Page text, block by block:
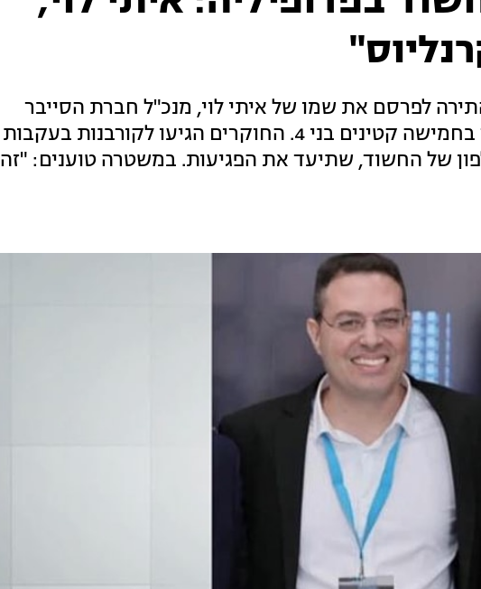
המשטרה התירה לפרסם את שמו של איתי לוי, מנכ"ל חברת הסייבר
"קרנליוס", שפגע על-פי החשד בחמישה קטינים בני 4. החוקרים הגיעו לקורבנות בעקבות
של החשוד, שתיעד את הפגיעות. במשטרה טוענים: "זה